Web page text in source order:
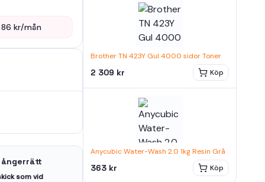
86 kr/mån
som vid
Brother TN 423Y Gul 4000 sidor Toner
2 309 kr Köp
Anycubic Water-Wash 2.0 1kg Resin Grå
363 kr Köp